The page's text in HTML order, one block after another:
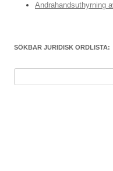
Andrahandsuthyrning
SÖKBAR JURIDISK ORDLISTA: